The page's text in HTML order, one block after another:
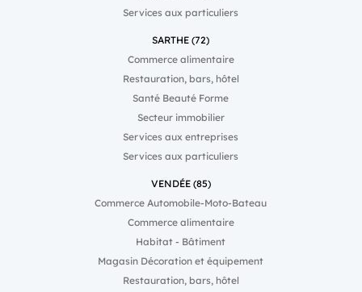
Services aux particuliers
SARTHE (72)
Commerce alimentaire
Restauration, bars, hôtel
Santé Beauté Forme
Secteur immobilier
Services aux entreprises
Services aux particuliers
VENDÉE (85)
Commerce Automobile-Moto-Bateau
Commerce alimentaire
Habitat - Bâtiment
Magasin Décoration et équipement
Restauration, bars, hôtel